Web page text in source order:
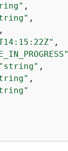
,
,
,
,
"string" ,
,